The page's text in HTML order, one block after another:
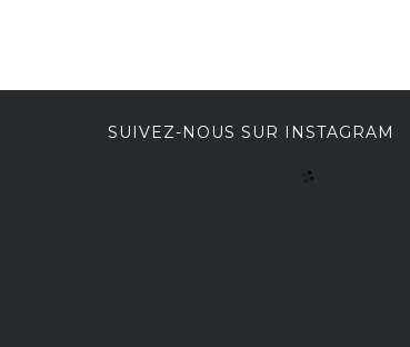
SUIVEZ-NOUS SUR INSTAGRAM